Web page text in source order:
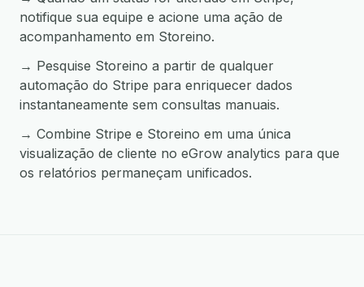
notifique sua equipe e acione uma ação de
acompanhamento em Storeino.
→ Pesquise Storeino a partir de qualquer
automação do Stripe para enriquecer dados
instantaneamente sem consultas manuais.
→ Combine Stripe e Storeino em uma única
visualização de cliente no eGrow analytics para que
os relatórios permaneçam unificados.